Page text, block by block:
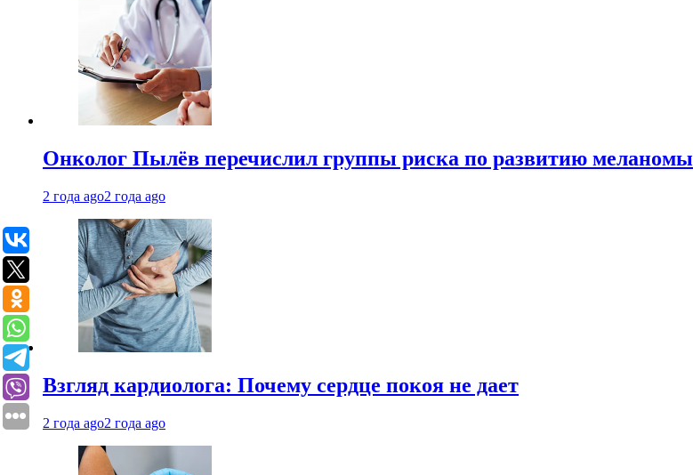
Онколог Пылёв перечислил группы риска по развитию меланомы
2 года ago2 года ago
Взгляд кардиолога: Почему сердце покоя не дает
2 года ago2 года ago